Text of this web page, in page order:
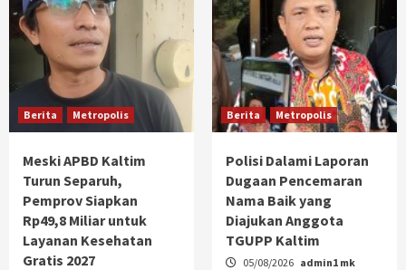
Berita Metropolis
Meski APBD Kaltim
Turun Separuh,
Pemprov Siapkan
Rp49,8 Miliar untuk
Layanan Kesehatan
Gratis 2027
Berita Metropolis
Polisi Dalami Laporan
Dugaan Pencemaran
Nama Baik yang
Diajukan Anggota
TGUPP Kaltim
05/08/2026 admin1 mk